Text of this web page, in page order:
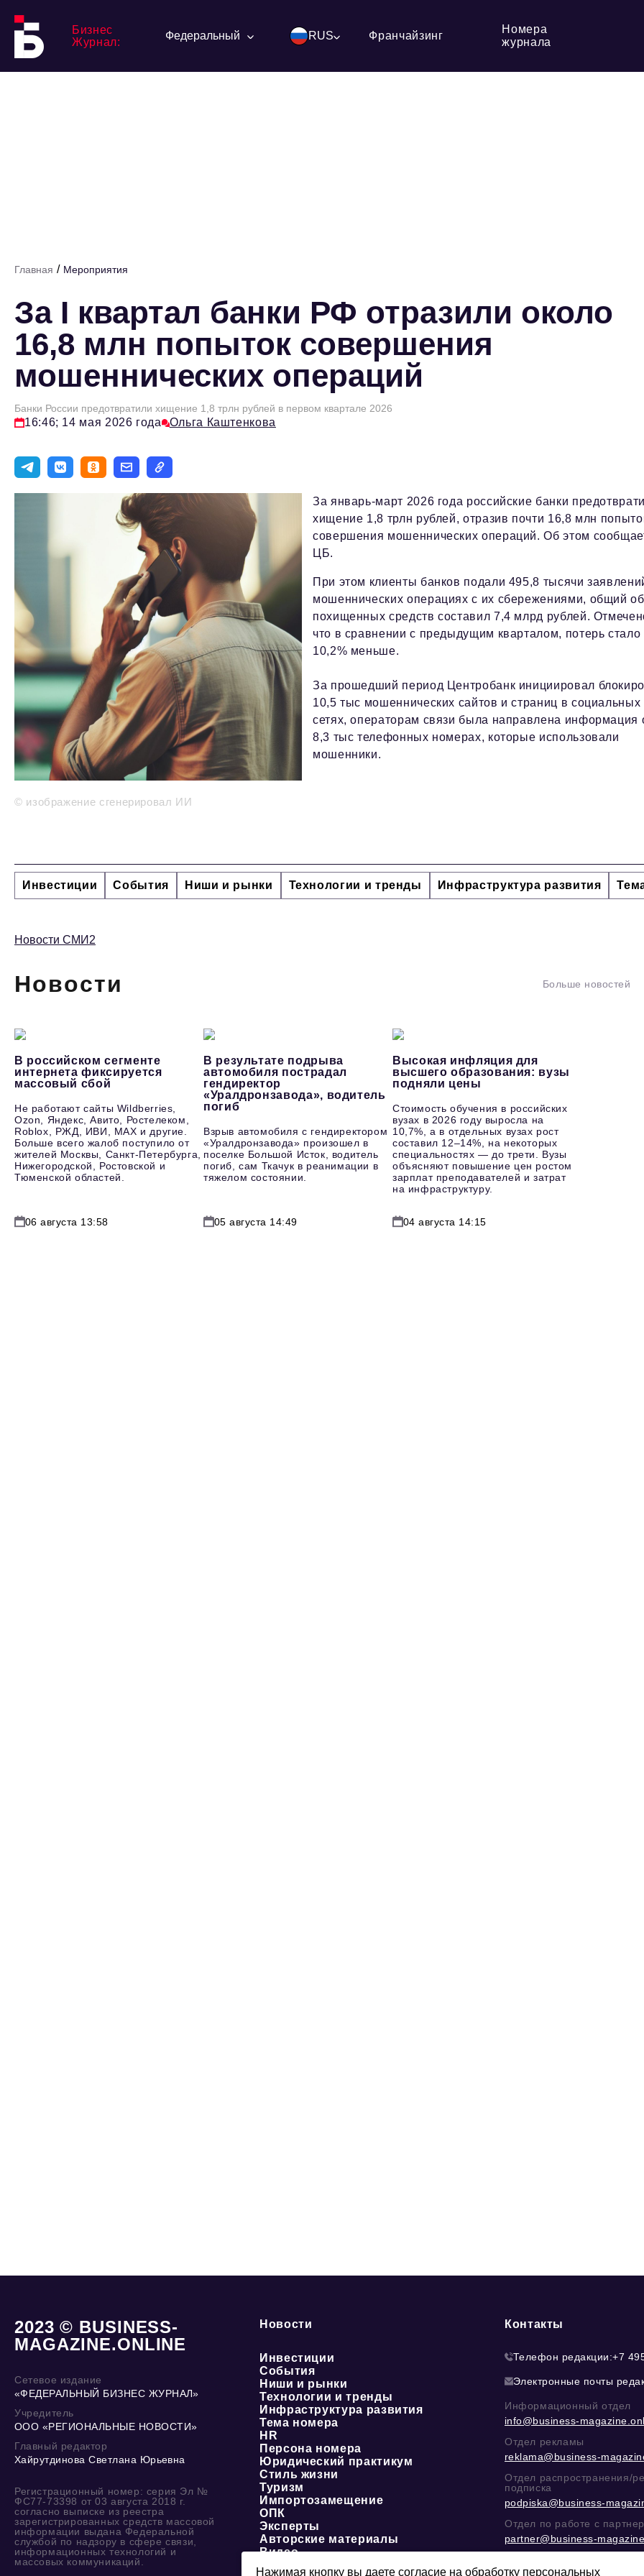
Бизнес
Журнал:
Федеральный RUS Франчайзинг
Номера
журнала
Главная / Мероприятия
За I квартал банки РФ отразили около
16,8 млн попыток совершения
мошеннических операций
Банки России предотвратили хищение 1,8 трлн рублей в первом квартале 2026
16:46; 14 мая 2026 года Ольга Каштенкова
© изображение сгенерировал ИИ
За январь-март 2026 года российские банки
хищение 1,8 трлн рублей, отразив почти 16,8 млн
совершения мошеннических операций. Об этом
ЦБ.
При этом клиенты банков подали 495,8 тысячи
мошеннических операциях с их сбережениями, общий
похищенных средств составил 7,4 млрд рублей.
что в сравнении с предыдущим кварталом, потерь стало
10,2% меньше.
За прошедший период Центробанк инициировал
10,5 тыс мошеннических сайтов и страниц в социальных
сетях, операторам связи была направлена информация
8,3 тыс телефонных номерах, которые использовали
мошенники.
Инвестиции События Ниши и рынки Технологии и тренды Инфраструктура развития
Новости СМИ2
Новости Больше новостей
В российском сегменте
интернета фиксируется
массовый сбой
Не работают сайты Wildberries,
Ozon, Яндекс, Авито, Ростелеком,
Roblox, РЖД, ИВИ, MAX и другие.
Больше всего жалоб поступило от
жителей Москвы, Санкт-Петербурга,
Нижегородской, Ростовской и
Тюменской областей.
06 августа 13:58
В результате подрыва
автомобиля пострадал
гендиректор
«Уралдронзавода», водитель
погиб
Взрыв автомобиля с гендиректором
«Уралдронзавода» произошел в
поселке Большой Исток, водитель
погиб, сам Ткачук в реанимации в
тяжелом состоянии.
05 августа 14:49
Высокая инфляция для
высшего образования: вузы
подняли цены
Стоимость обучения в российских
вузах в 2026 году выросла на
10,7%, а в отдельных вузах рост
составил 12–14%, на некоторых
специальностях — до трети. Вузы
объясняют повышение цен ростом
зарплат преподавателей и затрат
на инфраструктуру.
04 августа 14:15
2023 © BUSINESS-
MAGAZINE.ONLINE
Сетевое издание
«ФЕДЕРАЛЬНЫЙ БИЗНЕС ЖУРНАЛ»
Учредитель
ООО «РЕГИОНАЛЬНЫЕ НОВОСТИ»
Главный редактор
Хайрутдинова Светлана Юрьевна
Регистрационный номер: серия Эл №
ФС77-73398 от 03 августа 2018 г.
согласно выписке из реестра
зарегистрированных средств массовой
информации выдана Федеральной
службой по надзору в сфере связи,
информационных технологий и
массовых коммуникаций.
Новости
Инвестиции
События
Ниши и рынки
Технологии и тренды
Инфраструктура развития
Тема номера
HR
Персона номера
Юридический практикум
Стиль жизни
Туризм
Импортозамещение
ОПК
Эксперты
Авторские материалы
Видео
Контакты
Телефон редакции:+7
Электронные почты
Информационный отдел
info@business-
Отдел рекламы
reklama@business-
Отдел распространения/
подписка
podpiska@business-
Отдел по работе с
partner@business-
@mazovилиMAX
Нажимая кнопку вы даете согласие на обработку персональных